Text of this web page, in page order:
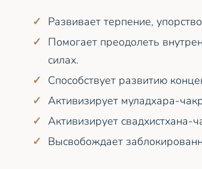
Развивает терпение,
Помогает преодолеть
силах.
Способствует развитию
Активизирует муладхара-
Активизирует свадхистхана-
Высвобождает